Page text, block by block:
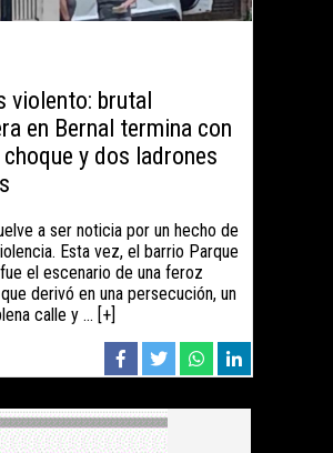
violento: brutal
en Bernal termina con
y dos ladrones
a ser noticia por un hecho de
Esta vez, el barrio Parque
el escenario de una feroz
derivó en una persecución, un
calle y ... [+]